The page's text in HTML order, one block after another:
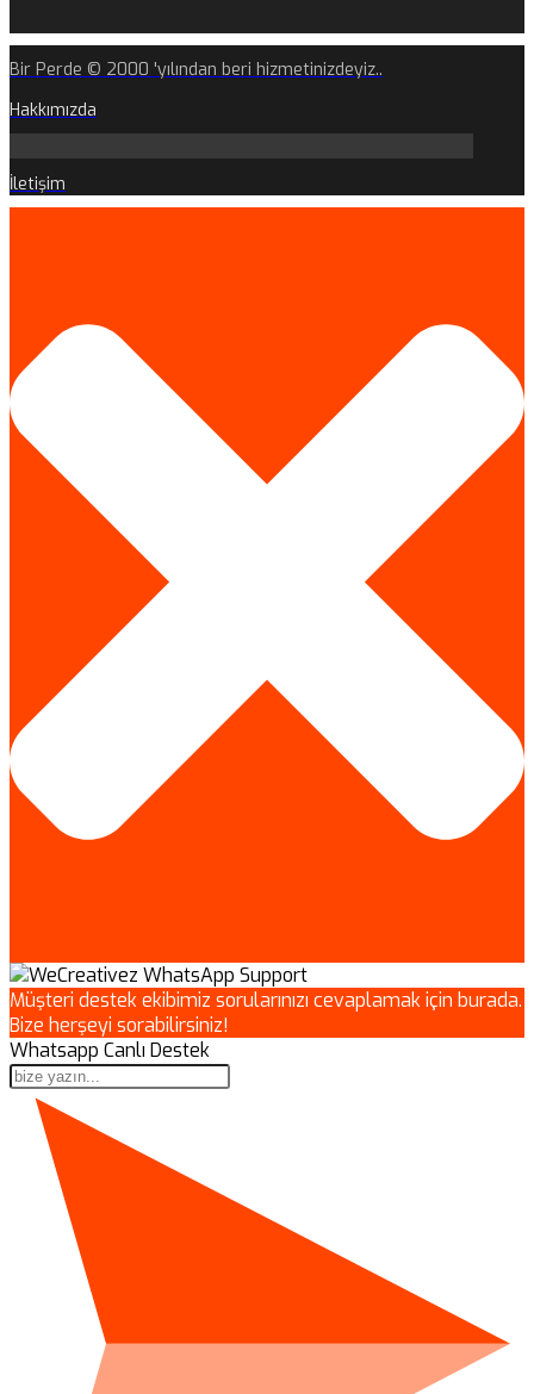
Bir Perde © 2000 'yılından beri hizmetinizdeyiz..
Hakkımızda
İletişim
Müşteri destek ekibimiz sorularınızı cevaplamak için burada.
Bize herşeyi sorabilirsiniz!
Whatsapp Canlı Destek